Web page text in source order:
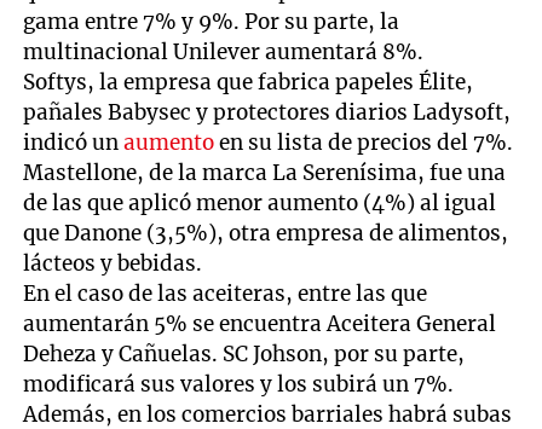
gama entre 7% y 9%. Por su parte, la
multinacional Unilever aumentará 8%.
Softys, la empresa que fabrica papeles Élite,
pañales Babysec y protectores diarios Ladysoft,
indicó unaumentoen su lista de precios del 7%.
Mastellone, de la marca La Serenísima, fue una
de las que aplicó menor aumento (4%) al igual
que Danone (3,5%), otra empresa de alimentos,
lácteos y bebidas.
En el caso de las aceiteras, entre las que
aumentarán 5% se encuentra Aceitera General
Deheza y Cañuelas. SC Johson, por su parte,
modificará sus valores y los subirá un 7%.
Además, en los comercios barriales habrá subas